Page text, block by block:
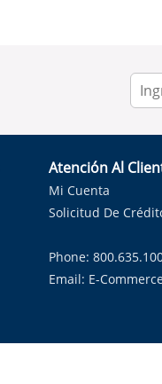
Atención Al
Mi Cuenta
Solicitud De
Phone:
Email: E-